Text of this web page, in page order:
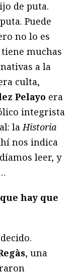
de puta.
Puede
no lo es
muchas
a la
culta,
Pelayo era
integrista
la Historia
nos indica
leer, y
hay que
, una